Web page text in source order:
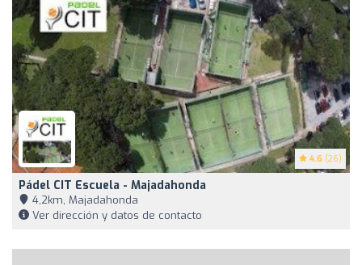
4.6 (26)
Pádel CIT Escuela - Majadahonda
4,2km, Majadahonda
Ver dirección y datos de contacto